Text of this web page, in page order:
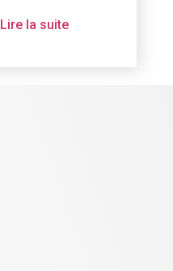
Lire la suite